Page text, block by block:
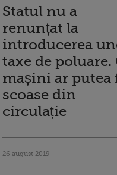
Statul nu a
renunțat la
introducerea
taxe de poluare.
mașini ar putea
scoase din
circulație
26 august 2019